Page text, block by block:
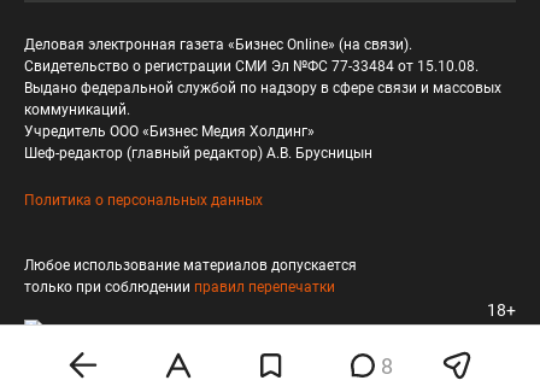
8
Деловая электронная газета «Бизнес Online» (на связи).
Свидетельство о регистрации СМИ Эл №ФС 77-33484 от 15.10.08.
Выдано федеральной службой по надзору в сфере связи и массовых
коммуникаций.
Учредитель ООО «Бизнес Медия Холдинг»
Шеф-редактор (главный редактор) А.В. Брусницын
Политика о персональных данных
Любое использование материалов допускается
только при соблюдении правил перепечатки
18+